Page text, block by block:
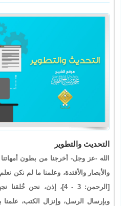
التحديث والتطوير
الله -عز وجل- أخرجنا من بطون
والأبصار والأفئدة، وعلمنا ما لم نكن
[الرحمن: 3 - 4]، إذن، نحن
وبإرسال الرسل، وإنزال الكتب،